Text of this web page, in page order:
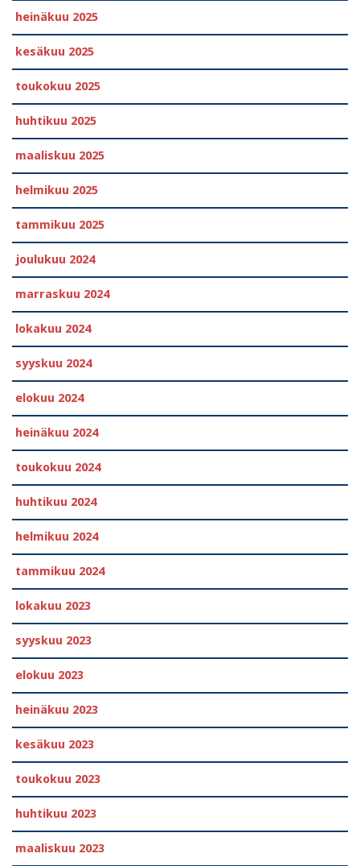
heinäkuu 2025
kesäkuu 2025
toukokuu 2025
huhtikuu 2025
maaliskuu 2025
helmikuu 2025
tammikuu 2025
joulukuu 2024
marraskuu 2024
lokakuu 2024
syyskuu 2024
elokuu 2024
heinäkuu 2024
toukokuu 2024
huhtikuu 2024
helmikuu 2024
tammikuu 2024
lokakuu 2023
syyskuu 2023
elokuu 2023
heinäkuu 2023
kesäkuu 2023
toukokuu 2023
huhtikuu 2023
maaliskuu 2023